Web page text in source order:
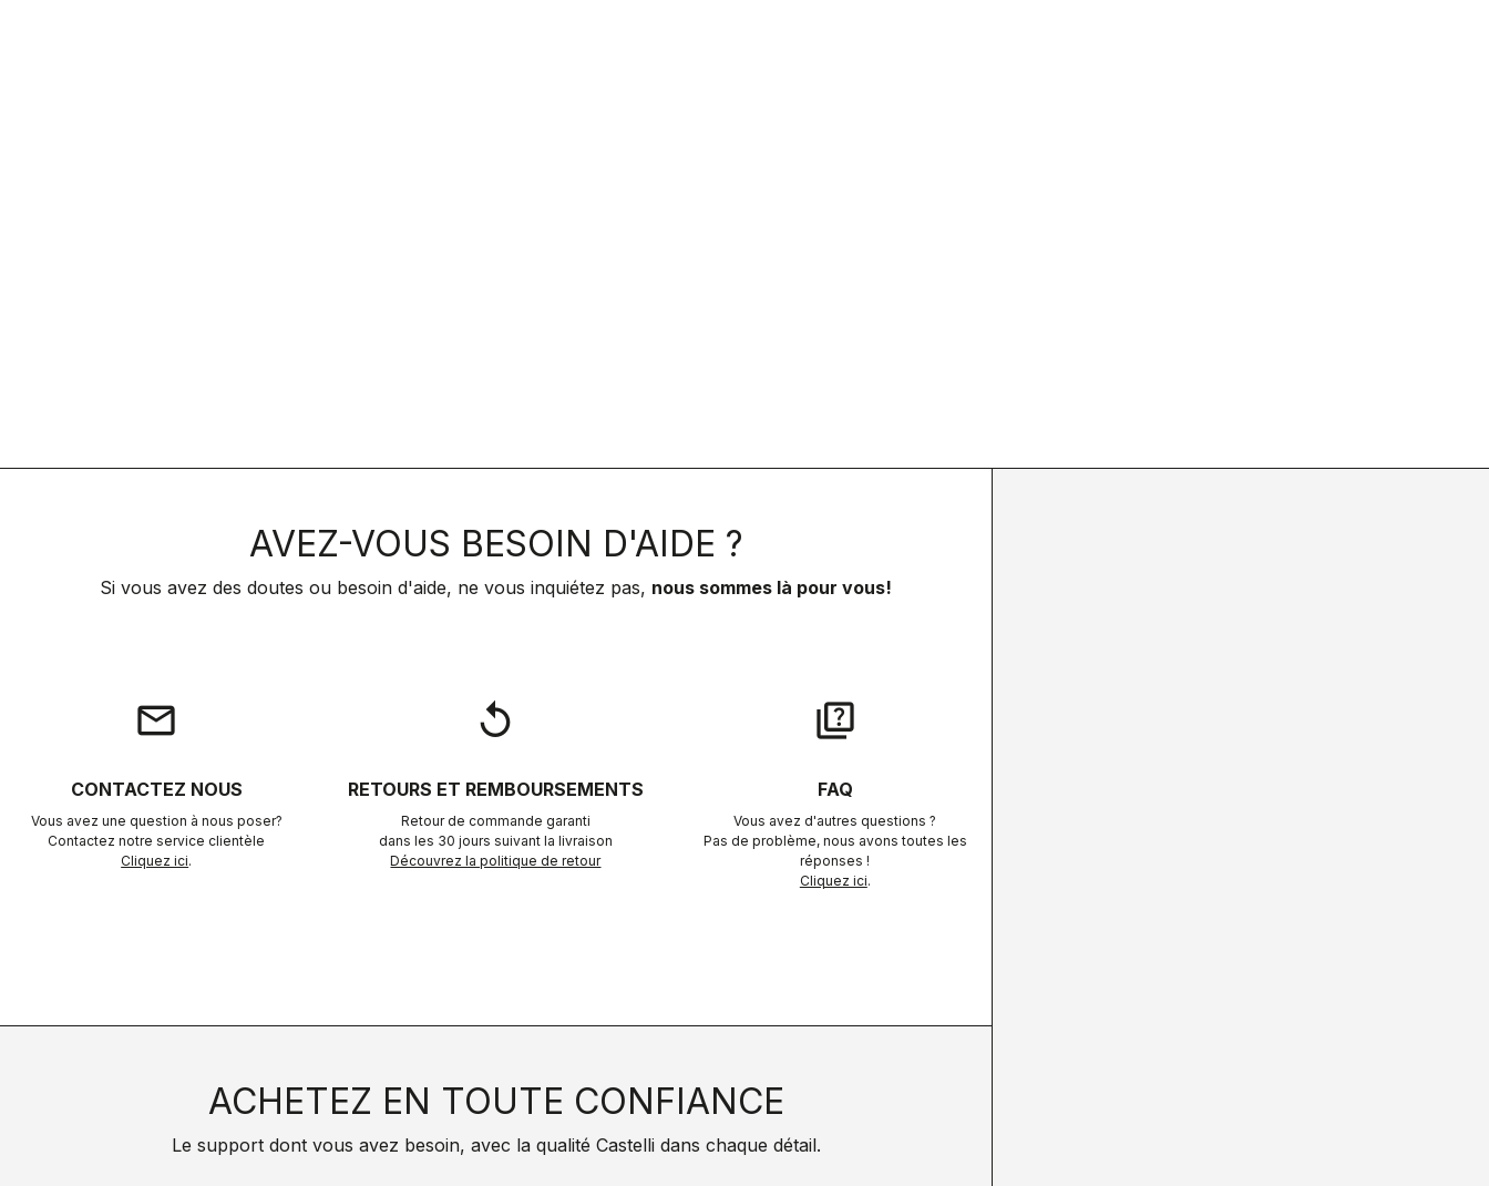
AVEZ-VOUS BESOIN D'AIDE ?
Si vous avez des doutes ou besoin d'aide, ne vous inquiétez pas, nous sommes là pour vous!
email
CONTACTEZ NOUS
Vous avez une question à nous poser?
Contactez notre service clientèle
Cliquez ici.
replay
RETOURS ET REMBOURSEMENTS
Retour de commande garanti
dans les 30 jours suivant la livraison
Découvrez la politique de retour
quiz
FAQ
Vous avez d'autres questions ?
Pas de problème, nous avons toutes les
réponses !
Cliquez ici.
ACHETEZ EN TOUTE CONFIANCE
Le support dont vous avez besoin, avec la qualité Castelli dans chaque détail.